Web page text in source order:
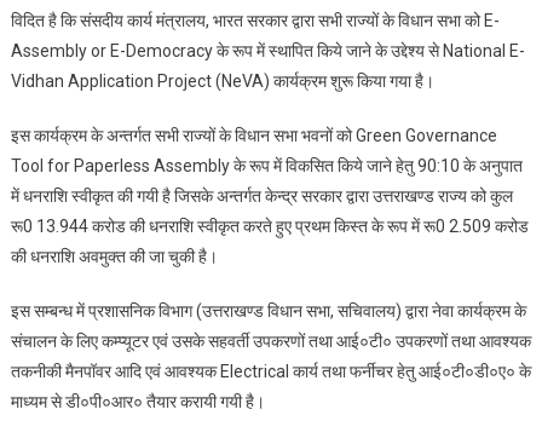
सचिव
ने
सभा
में
नेशनल
ई
की
ईएफसी
(व्यय
विदित है कि संसदीय कार्य मंत्रालय, भारत सरकार द्वारा सभी राज्यों के विधान सभा को E-
Assembly or E-Democracy के रूप में स्थापित किये जाने के उद्देश्य से National E-
Vidhan Application Project (NeVA) कार्यक्रम शुरू किया गया है।
इस कार्यक्रम के अन्तर्गत सभी राज्यों के विधान सभा भवनों को Green Governance
Tool for Paperless Assembly के रूप में विकसित किये जाने हेतु 90:10 के अनुपात
में धनराशि स्वीकृत की गयी है जिसके अन्तर्गत केन्द्र सरकार द्वारा उत्तराखण्ड राज्य को कुल
रू0 13.944 करोड की धनराशि स्वीकृत करते हुए प्रथम किस्त के रूप में रू0 2.509 करोड
की धनराशि अवमुक्त की जा चुकी है।
इस सम्बन्ध में प्रशासनिक विभाग (उत्तराखण्ड विधान सभा, सचिवालय) द्वारा नेवा कार्यक्रम के
संचालन के लिए कम्प्यूटर एवं उसके सहवर्ती उपकरणों तथा आई०टी० उपकरणों तथा आवश्यक
तकनीकी मैनपॉवर आदि एवं आवश्यक Electrical कार्य तथा फर्नीचर हेतु आई०टी०डी०ए० के
माध्यम से डी०पी०आर० तैयार करायी गयी है।